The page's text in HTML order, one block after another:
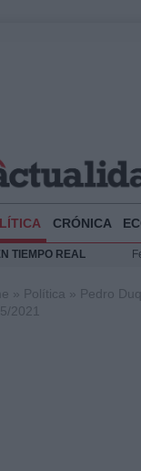
CRÓNICA
TIEMPO REAL
» Política » Pedro
2021